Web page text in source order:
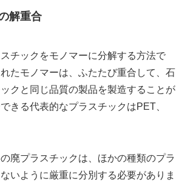
解重合
チックをモノマーに分解する方法で
たモノマーは、ふたたび重合して、石
クと同じ品質の製品を製造することが
きる代表的なプラスチックはPET、
廃プラスチックは、ほかの種類のプラ
いように厳重に分別する必要がありま